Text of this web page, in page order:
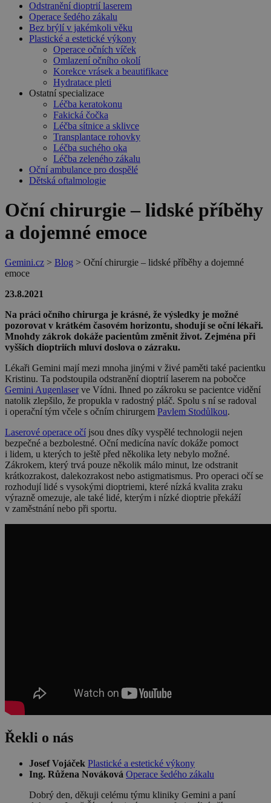
Odstranění dioptrií laserem
Operace šedého zákalu
Bez brýlí v jakémkoli věku
Plastické a estetické výkony
Operace očních víček
Omlazení očního okolí
Korekce vrásek a beautifikace
Hydratace pleti
Ostatní specializace
Léčba keratokonu
Fakická čočka
Léčba sítnice a sklivce
Transplantace rohovky
Léčba suchého oka
Léčba zeleného zákalu
Oční ambulance pro dospělé
Dětská oftalmologie
Oční chirurgie – lidské příběhy
a dojemné emoce
Gemini.cz > Blog > Oční chirurgie – lidské příběhy a dojemné
emoce
23.8.2021
Na práci očního chirurga je krásné, že výsledky je možné
pozorovat v krátkém časovém horizontu, shodují se oční lékaři.
Mnohdy zákrok dokáže pacientům změnit život. Zejména při
vyšších dioptriích mluví doslova o zázraku.
Lékaři Gemini mají mezi mnoha jinými v živé paměti také pacientku
Kristinu. Ta podstoupila odstranění dioptrií laserem na pobočce
Gemini Augenlaser ve Vídni. Ihned po zákroku se pacientce vidění
natolik zlepšilo, že propukla v radostný pláč. Spolu s ní se radoval
i operační tým včele s očním chirurgem Pavlem Stodůlkou.
Laserové operace očí jsou dnes díky vyspělé technologii nejen
bezpečné a bezbolestné. Oční medicína navíc dokáže pomoct
i lidem, u kterých to ještě před několika lety nebylo možné.
Zákrokem, který trvá pouze několik málo minut, lze odstranit
krátkozrakost, dalekozrakost nebo astigmatismus. Pro operaci očí se
rozhodují lidé s vysokými dioptriemi, které nízká kvalita zraku
výrazně omezuje, ale také lidé, kterým i nízké dioptrie překáží
v zaměstnání nebo při sportu.
Řekli o nás
Josef Vojáček Plastické a estetické výkony
Ing. Růžena Nováková Operace šedého zákalu
Dobrý den, děkuji celému týmu kliniky Gemini a paní